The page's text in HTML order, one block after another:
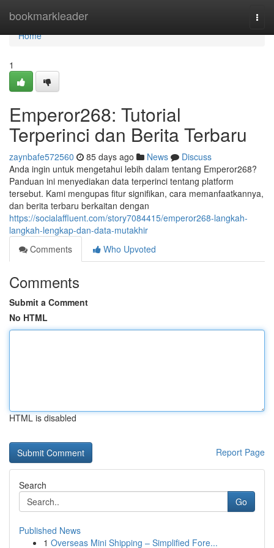
bookmarkleader
Home
Home
1
Emperor268: Tutorial
Terperinci dan Berita Terbaru
zaynbafe572560 85 days ago News
Discuss
Anda ingin untuk mengetahui lebih dalam tentang Emperor268?
Panduan ini menyediakan data terperinci tentang platform
tersebut. Kami mengupas fitur signifikan, cara memanfaatkannya,
dan berita terbaru berkaitan dengan
https://socialaffluent.com/story7084415/emperor268-langkah-
langkah-lengkap-dan-data-mutakhir
Comments
Who Upvoted
Comments
Submit a Comment
No HTML
HTML is disabled
Report Page
Search
Go
Published News
1 Overseas Mini Shipping – Simplified Fore...